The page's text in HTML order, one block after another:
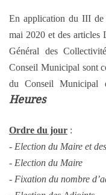
En application du III
mai 2020 et des
Général des
Conseil Municipal sont
du Conseil Municipal
Heures
Ordre du jour :
- Election du Maire et
- Election du Maire
- Fixation du nombre